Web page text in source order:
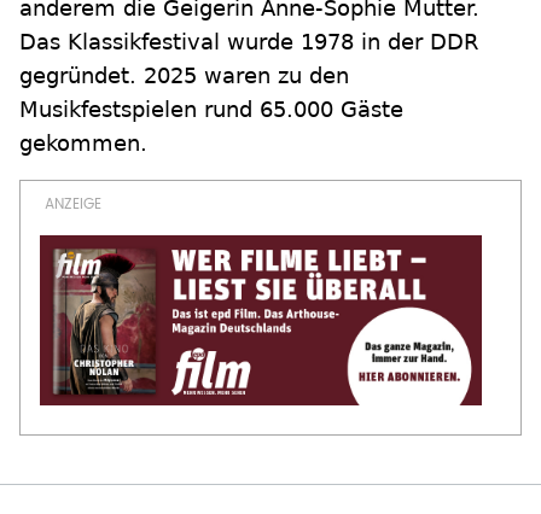
anderem die Geigerin Anne-Sophie Mutter.
Das Klassikfestival wurde 1978 in der DDR
gegründet. 2025 waren zu den
Musikfestspielen rund 65.000 Gäste
gekommen.